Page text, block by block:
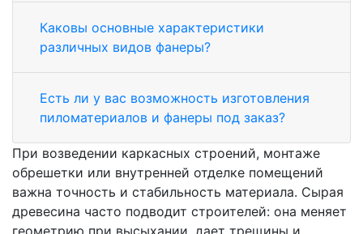
Каковы основные характеристики
различных видов фанеры?
Есть ли у вас возможность изготовления
пиломатериалов и фанеры под заказ?
При возведении каркасных строений, монтаже
обрешетки или внутренней отделке помещений
важна точность и стабильность материала. Сырая
древесина часто подводит строителей: она меняет
геометрию при высыхании, дает трещины и